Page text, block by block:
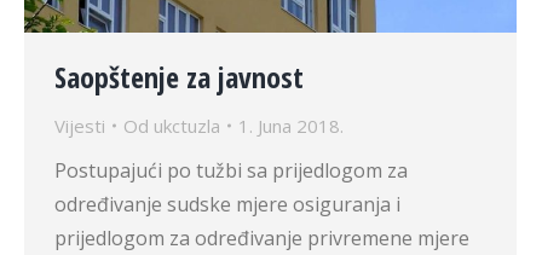
Saopštenje za javnost
Vijesti Od ukctuzla 1. Juna 2018.
Postupajući po tužbi sa prijedlogom za
određivanje sudske mjere osiguranja i
prijedlogom za određivanje privremene mjere